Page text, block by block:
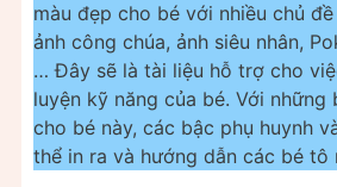
màu đẹp cho bé với nhiều chủ
ảnh công chúa, ảnh siêu nhân,
… Đây sẽ là tài liệu hỗ trợ cho
luyện kỹ năng của bé. Với những
cho bé này, các bậc phụ huynh
thể in ra và hướng dẫn các bé tô